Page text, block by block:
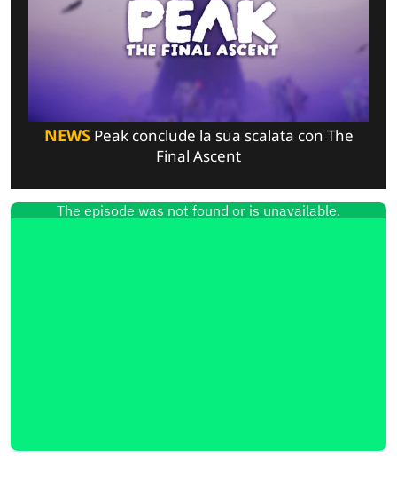
NEWSPeak conclude la sua scalata con The
Final Ascent